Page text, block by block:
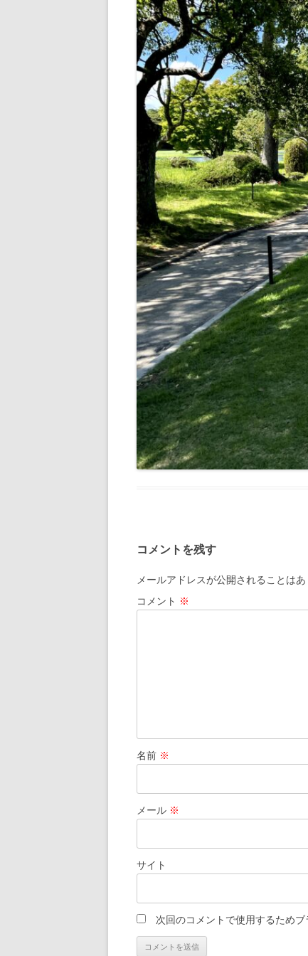
コメントを残す
メールアドレスが公開されることはあ
コメント ※
名前 ※
メール ※
サイト
次回のコメントで使用するため